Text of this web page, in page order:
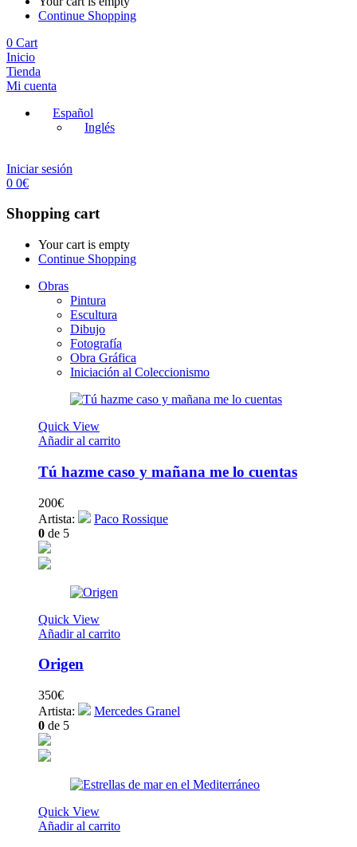
Continue Shopping
0 Cart
Inicio
Tienda
Mi cuenta
Español
Inglés
Iniciar sesión
0 0€
Shopping cart
Your cart is empty
Continue Shopping
Obras
Pintura
Escultura
Dibujo
Fotografía
Obra Gráfica
Iniciación al Coleccionismo
Quick View
Añadir al carrito
Tú hazme caso y mañana me lo cuentas
200€
Artista:
Paco Rossique
0 de 5
Quick View
Añadir al carrito
Origen
350€
Artista:
Mercedes Granel
0 de 5
Quick View
Añadir al carrito